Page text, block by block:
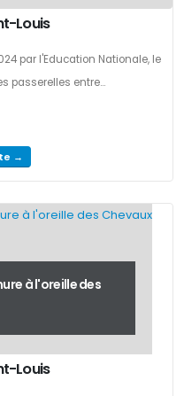
Louis
par l'Education Nationale, le
passerelles entre...
→
à l'oreille des
Louis